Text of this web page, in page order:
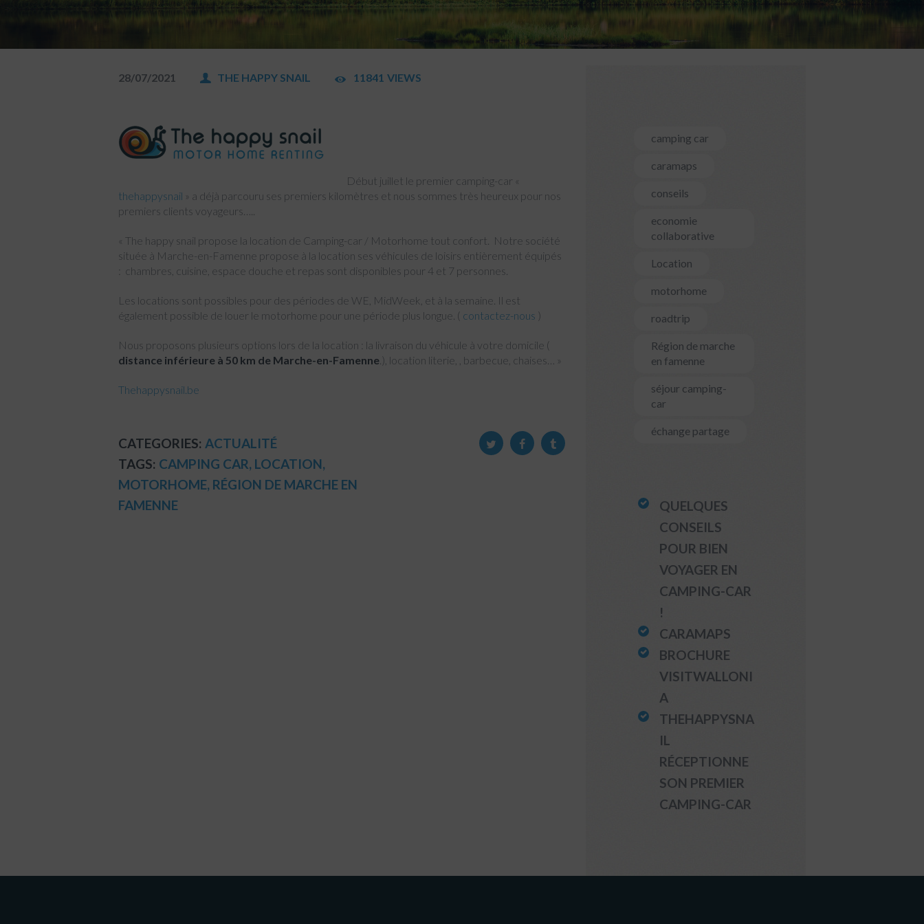
BLOG
28/07/2021 THE HAPPY SNAIL 11841 VIEWS
Début juillet le premier camping-car «
thehappysnail » a déjà parcouru ses premiers kilomètres et nous sommes très heureux pour nos
premiers clients voyageurs…..
« The happy snail propose la location de Camping-car / Motorhome tout confort. Notre société
située à Marche-en-Famenne propose à la location ses véhicules de loisirs entièrement équipés
: chambres, cuisine, espace douche et repas sont disponibles pour 4 et 7 personnes.
Les locations sont possibles pour des périodes de WE, MidWeek, et à la semaine. Il est
également possible de louer le motorhome pour une période plus longue. ( contactez-nous )
Nous proposons plusieurs options lors de la location : la livraison du véhicule à votre domicile (
distance inférieure à 50 km de Marche-en-Famenne .), location literie, , barbecue, chaises… »
Thehappysnail.be
CATEGORIES: ACTUALITÉ
TAGS: CAMPING CAR, LOCATION,
MOTORHOME, RÉGION DE MARCHE EN
FAMENNE
camping car
caramaps
conseils
economie
collaborative
Location
motorhome
roadtrip
Région de marche
en famenne
séjour camping-
car
échange partage
QUELQUES
CONSEILS
POUR BIEN
VOYAGER EN
CAMPING-CAR
!
CARAMAPS
BROCHURE
VISITWALLONI
A
THEHAPPYSNA
IL
RÉCEPTIONNE
SON PREMIER
CAMPING-CAR